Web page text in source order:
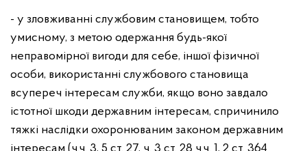
- у зловживанні службовим становищем, тобто
умисному, з метою одержання будь-якої
неправомірної вигоди для себе, іншої фізичної
особи, використанні службового становища
всупереч інтересам служби, якщо воно завдало
істотної шкоди державним інтересам, спричинило
тяжкі наслідки охоронюваним законом державним